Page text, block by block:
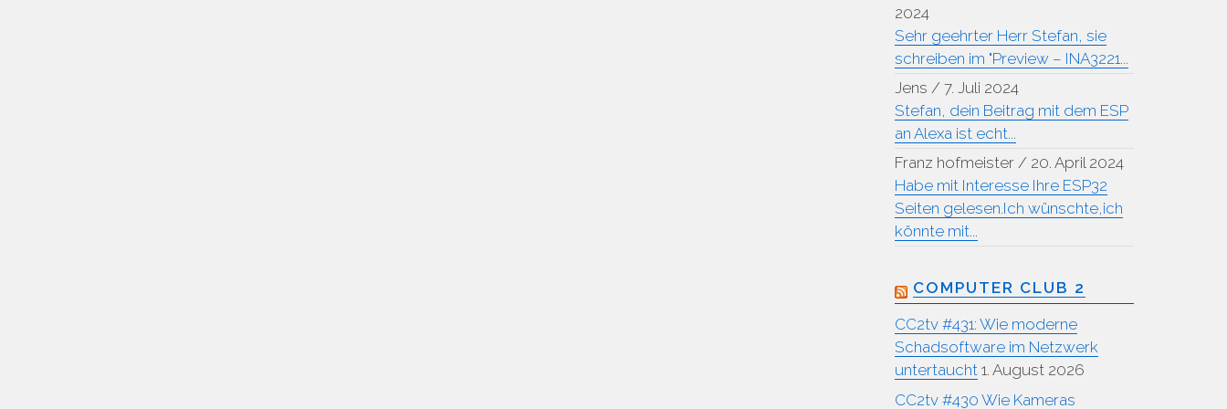
2024
Sehr geehrter Herr Stefan, sie
schreiben im "Preview – INA3221...
Jens / 7. Juli 2024
Stefan, dein Beitrag mit dem ESP
an Alexa ist echt...
Franz hofmeister/ 20. April 2024
Habe mit Interesse Ihre ESP32
Seiten gelesen.Ich wünschte,ich
könnte mit...
COMPUTER CLUB 2
CC2tv #431: Wie moderne
Schadsoftware im Netzwerk
untertaucht 1. August 2026
CC2tv #430 Wie Kameras